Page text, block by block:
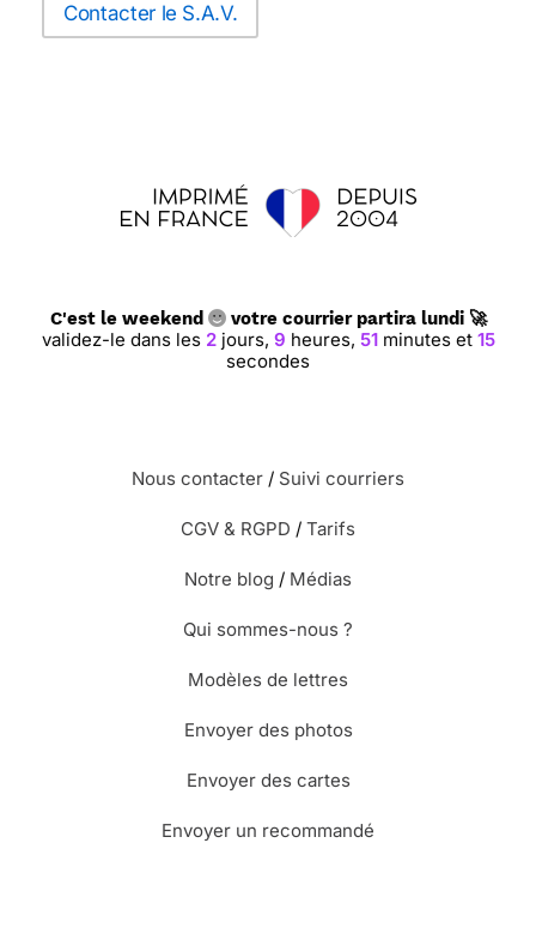
Contacter le S.A.V.
C'est le weekend votre courrier partira lundi 🚀
validez-le dans les 2jours, 9 heures, 51minutes et 14
secondes
Nous contacter / Suivi courriers
CGV & RGPD / Tarifs
Notre blog / Médias
Qui sommes-nous ?
Modèles de lettres
Envoyer des photos
Envoyer des cartes
Envoyer un recommandé